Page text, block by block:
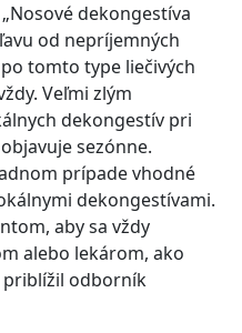
dekongestíva
od nepríjemných
tomto type liečivých
Veľmi zlým
dekongestív pri
sezónne.
prípade vhodné
dekongestívami.
aby sa vždy
alebo lekárom, ako
priblížil odborník